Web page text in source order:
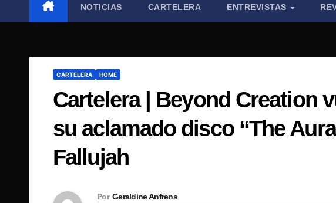
NOTICIAS CARTELERA ENTREVISTAS
CARTELERA HOME
Cartelera | Beyond Creation
su aclamado disco “The
Fallujah
Por Geraldine Anfrens